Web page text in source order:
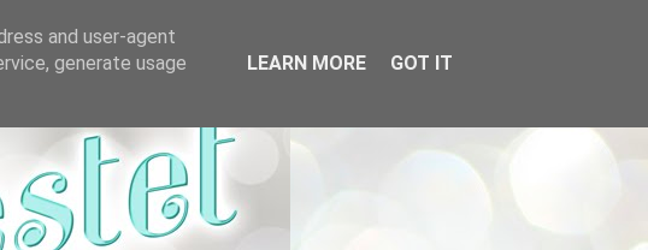
and user-agent
generate usage
LEARN MORE GOT IT